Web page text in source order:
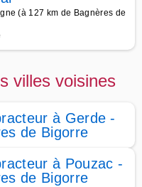
(à 127 km de Bagnères de
villes voisines
à Gerde -
de Bigorre
à Pouzac -
de Bigorre